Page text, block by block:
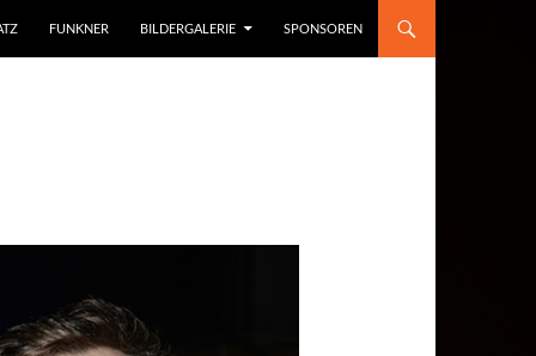
FUNKNER BILDERGALERIE SPONSOREN